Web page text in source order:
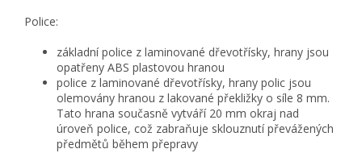
Police:
základní police z laminované dřevotřísky, hrany jsou
opatřeny ABS plastovou hranou
police z laminované dřevotřísky, hrany polic jsou
olemovány hranou z lakované překližky o síle 8 mm.
Tato hrana současně vytváří 20 mm okraj nad
úroveň police, což zabraňuje sklouznutí převážených
předmětů během přepravy